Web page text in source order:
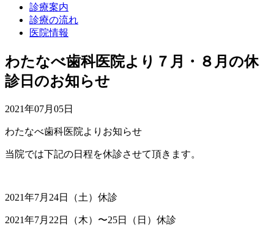
診療案内
診療の流れ
医院情報
わたなべ歯科医院より７月・８月の休
診日のお知らせ
2021年07月05日
わたなべ歯科医院よりお知らせ
当院では下記の日程を休診させて頂きます。
2021年7月24日（土）休診
2021年7月22日（木）〜25日（日）休診